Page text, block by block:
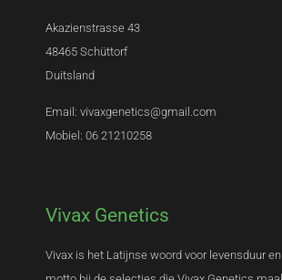
Akazienstrasse 43
48465 Schüttorf
Duitsland
Email: vivaxgenetics@gmail.com
Mobiel: 06 21210258
Vivax Genetics
Vivax is het Latijnse woord voor levensduur